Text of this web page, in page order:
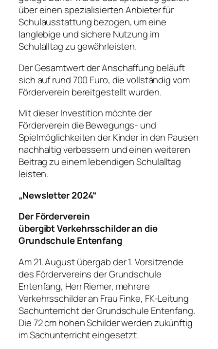
über einen spezialisierten Anbieter für
Schulausstattung bezogen, um eine
langlebige und sichere Nutzung im
Schulalltag zu gewährleisten.
Der Gesamtwert der Anschaffung beläuft
sich auf rund 700 Euro, die vollständig vom
Förderverein bereitgestellt wurden.
Mit dieser Investition möchte der
Förderverein die Bewegungs- und
Spielmöglichkeiten der Kinder in den Pausen
nachhaltig verbessern und einen weiteren
Beitrag zu einem lebendigen Schulalltag
leisten.
„Newsletter 2024“
Der Förderverein
übergibt Verkehrsschilder an die
Grundschule Entenfang
Am 21. August übergab der 1. Vorsitzende
des Fördervereins der Grundschule
Entenfang, Herr Riemer, mehrere
Verkehrsschilder an Frau Finke, FK-Leitung
Sachunterricht der Grundschule Entenfang.
Die 72 cm hohen Schilder werden zukünftig
im Sachunterricht eingesetzt.